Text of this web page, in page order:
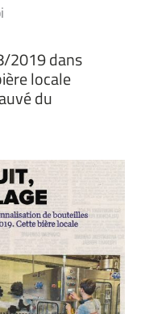
2019 dans
locale
du